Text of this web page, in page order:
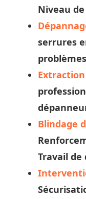
Niveau
serrures
Extraction
Blindage
Travail